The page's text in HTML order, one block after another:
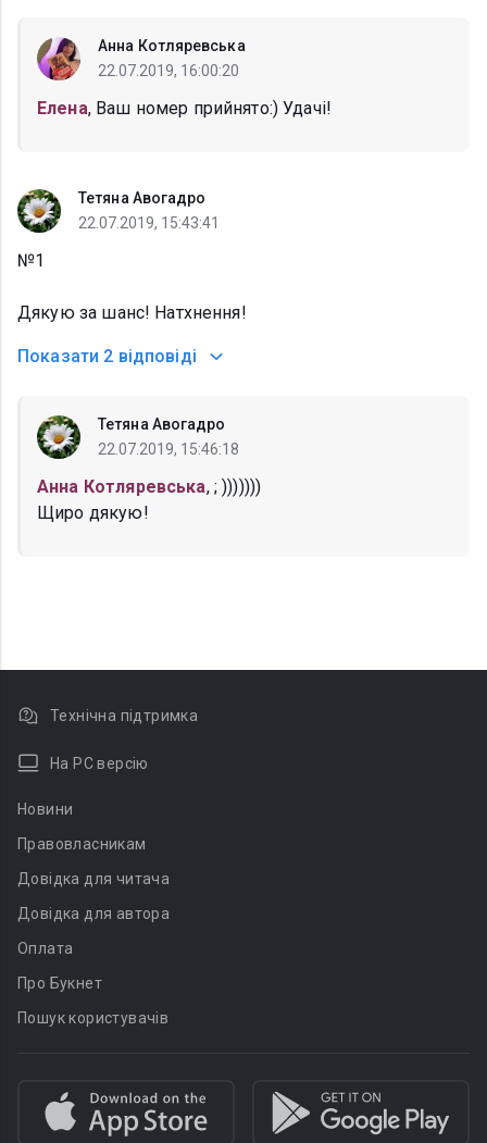
Анна Котляревська
22.07.2019, 16:00:20
Елена, Ваш номер прийнято:) Удачі!
Тетяна Авогадро
22.07.2019, 15:43:41
№1
Дякую за шанс! Натхнення!
Показати 2 відповіді
Тетяна Авогадро
22.07.2019, 15:46:18
Анна Котляревська, ; )))))))
Щиро дякую!
Технічна підтримка
На PC версію
Новини
Правовласникам
Довідка для читача
Довідка для автора
Оплата
Про Букнет
Пошук користувачів